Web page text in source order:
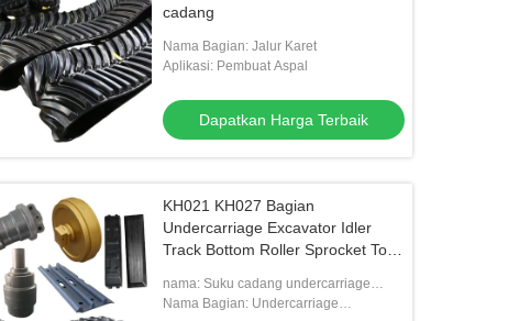
cadang
Nama Bagian: Jalur Karet
Aplikasi: Pembuat Aspal
Dapatkan Harga Terbaik
KH021 KH027 Bagian
Undercarriage Excavator Idler
Track Bottom Roller Sprocket Top
nama: Suku cadang undercarriage
ekskavator mini KH021 KH027
Nama Bagian: Undercarriage